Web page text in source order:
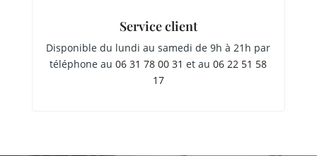
Service client
Disponible du lundi au samedi de 9h à 21h par
téléphone au06 31 78 00 31 et au06 22 51 58
17